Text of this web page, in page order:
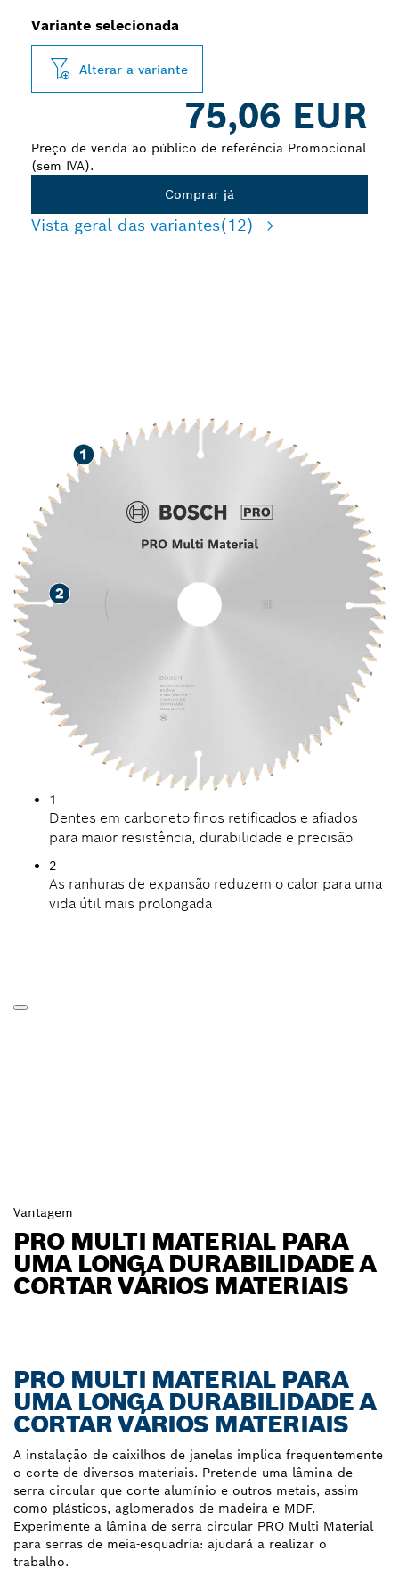
Variante selecionada
Alterar a variante
75,06 EUR
Preço de venda ao público de referência Promocional
(sem IVA).
Comprar já
Vista geral das variantes(12)
1
Dentes em carboneto finos retificados e afiados
para maior resistência, durabilidade e precisão
2
As ranhuras de expansão reduzem o calor para uma
vida útil mais prolongada
Vantagem
PRO MULTI MATERIAL PARA
UMA LONGA DURABILIDADE A
CORTAR VÁRIOS MATERIAIS
PRO MULTI MATERIAL PARA
UMA LONGA DURABILIDADE A
CORTAR VÁRIOS MATERIAIS
A instalação de caixilhos de janelas implica frequentemente
o corte de diversos materiais. Pretende uma lâmina de
serra circular que corte alumínio e outros metais, assim
como plásticos, aglomerados de madeira e MDF.
Experimente a lâmina de serra circular PRO Multi Material
para serras de meia-esquadria: ajudará a realizar o
trabalho.